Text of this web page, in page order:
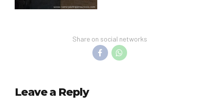
Share on social networks
Leave a Reply